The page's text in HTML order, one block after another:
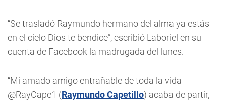
“Se trasladó Raymundo hermano del alma ya estás
en el cielo Dios te bendice”, escribió Laboriel en su
cuenta de Facebook la madrugada del lunes.
“Mi amado amigo entrañable de toda la vida
@RayCape1 (Raymundo Capetillo) acaba de partir,